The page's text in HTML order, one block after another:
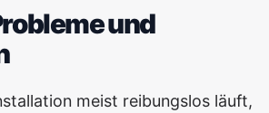
und
meist reibungslos läuft,